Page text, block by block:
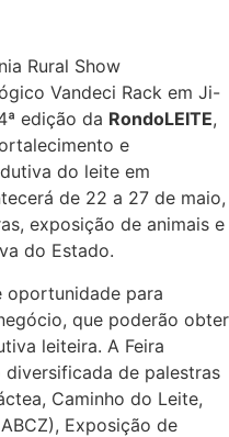
Rural Show
Vandeci Rack em Ji-
edição da RondoLEITE,
e
do leite em
de 22 a 27 de maio,
exposição de animais e
do Estado.
oportunidade para
que poderão obter
leiteira. A Feira
de palestras
Caminho do Leite,
Exposição de